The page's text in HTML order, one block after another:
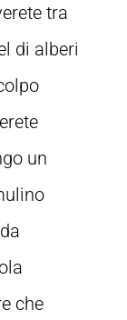
tra
di alberi
un
che